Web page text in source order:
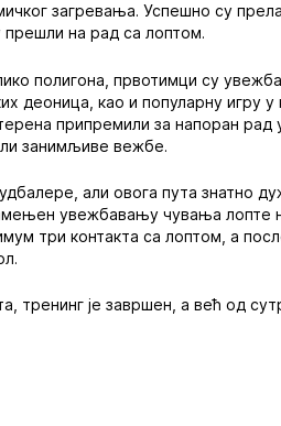
загревања. Успешно су
прешли на рад са лоптом.
полигона, првотимци су
деоница, као и популарну игру
припремили за напоран
занимљиве вежбе.
али овога пута знатно
увежбавању чувања лопте
три контакта са лоптом, а
тренинг је завршен, а већ од